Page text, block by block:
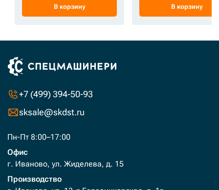
В корзину В корзину
+7 (499) 394-50-93
sksale@skdst.ru
Пн-Пт 8:00–17:00
Офис
г. Иваново, ул. Жиделева, д. 15
Производство